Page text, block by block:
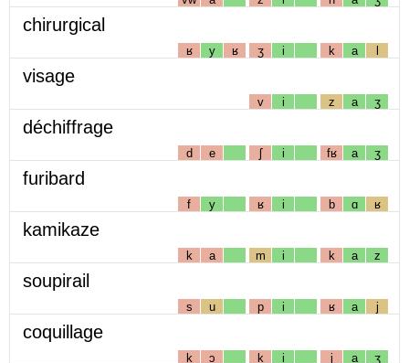
chirurgical
ʁ y ʁ ʒ i k a l
visage
v i z a ʒ
déchiffrage
d e ʃ i fʁ a ʒ
furibard
f y ʁ i b ɑ ʁ
kamikaze
k a m i k a z
soupirail
s u p i ʁ a j
coquillage
k ɔ k i j a ʒ